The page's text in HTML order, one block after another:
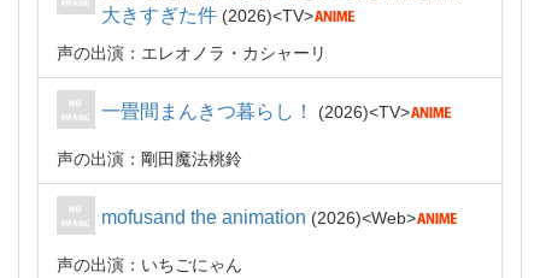
大きすぎた件
2026
TV
声の出演：エレオノラ・カシャーリ
一畳間まんきつ暮らし！ 2026 TV
声の出演：剛田魔法桃鈴
mofusand the animation 2026 Web
声の出演：いちごにゃん